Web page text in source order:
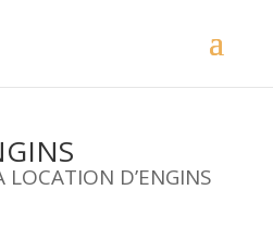
LOCATION D’ENGINS